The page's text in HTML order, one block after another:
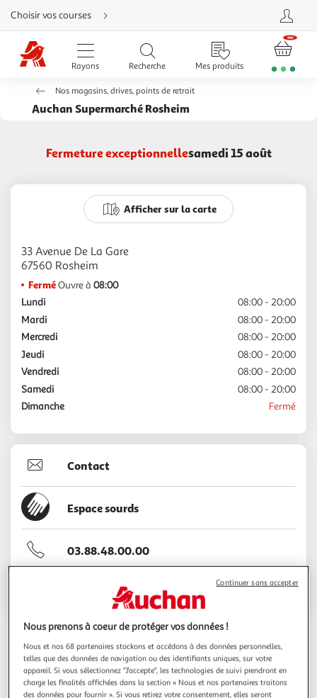
Aller
directement
au
contenu
Aller
directement
recherche
Aller
directement
directement
besoin
Choisir vos courses
Rayons Recherche Mes produits
Nos magasins, drives, points de retrait
Auchan Supermarché Rosheim
Fermeture exceptionnellesamedi 15 août
Afficher sur la carte
33 Avenue De La Gare
FerméOuvre à 08:00
Lundi
08:00 - 20:00
Mardi
08:00 - 20:00
Mercredi
08:00 - 20:00
Jeudi
08:00 - 20:00
Vendredi
08:00 - 20:00
Samedi
08:00 - 20:00
Dimanche
Fermé
Contact
Espace sourds
03.88.48.00.00
Voir l'itinéraire
Quels services trouver dans mon Auchan
Supermarché Rosheim ?
Nous prenons à coeur de protéger vos données !
Nous et nos 68 partenaires stockons et accédons à des données personnelles,
telles que des données de navigation ou des identifiants uniques, sur votre
appareil. Si vous sélectionnez "J'accepte", les technologies de suivi prendront en
charge les finalités affichées dans la section « Nous et nos partenaires traitons
des données pour fournir ». Si vous retirez votre consentement, elles seront
Continuer sans accepter